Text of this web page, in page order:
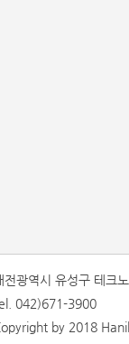
전광역시 유성구 테크
042)671-3900
by 2018